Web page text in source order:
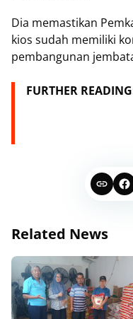
Dia memastikan
kios sudah memiliki
pembangunan
FURTHER
Related News